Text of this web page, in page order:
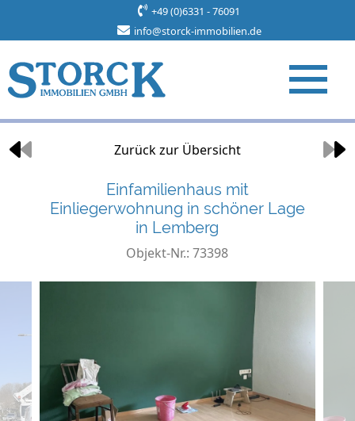
+49 (0)6331 - 76091
info@storck-immobilien.de
Zurück zur Übersicht
Einfamilienhaus mit
Einliegerwohnung in schöner Lage
in Lemberg
Objekt-Nr.: 73398